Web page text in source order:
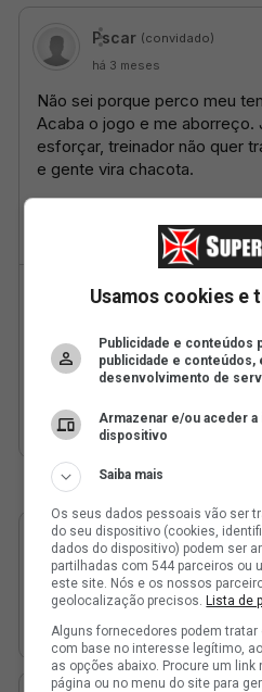
Usamos cookies e
Publicidade e conteúdos
publicidade e conteúdos,
desenvolvimento de
Armazenar e/ou aceder
dispositivo
Saiba mais
Os seus dados pessoais vão ser
do seu dispositivo (cookies,
dados do dispositivo) podem ser
partilhadas com 544 parceiros ou
este site. Nós e os nossos
geolocalização precisos. Lista de
Alguns fornecedores podem
com base no interesse legítimo,
as opções abaixo. Procure um link
página ou no menu do site para